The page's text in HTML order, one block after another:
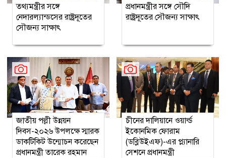
তথ্যমন্ত্রীর সঙ্গে
নেদারল্যান্ডসের রাষ্ট্রদূতের
সৌজন্য সাক্ষাৎ
প্রধানমন্ত্রীর সঙ্গে সৌদি
রাষ্ট্রদূতের সৌজন্য সাক্ষাৎ
জাতীয় পল্লী উন্নয়ন
দিবস-২০২৬ উপলক্ষে স্মারক
ডাকটিকিট উন্মোচন করেছেন
প্রধানমন্ত্রী তারেক রহমান
চীনের দালিয়ানে ওয়ার্ল্ড
ইকোনমিক ফোরাম
(ডব্লিউইএফ)-এর প্ল্যানারি
সেশনে প্রধানমন্ত্রী